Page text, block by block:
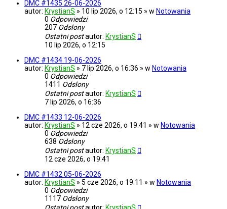
DMC #1435 26-06-2026
autor: KrystianS » 10 lip 2026, o 12:15 » w Notowania
0 Odpowiedzi
207 Odsłony
Ostatni postautor: KrystianS
10 lip 2026, o 12:15
DMC #1434 19-06-2026
autor: KrystianS » 7 lip 2026, o 16:36 » w Notowania
0 Odpowiedzi
1411 Odsłony
Ostatni postautor: KrystianS
7 lip 2026, o 16:36
DMC #1433 12-06-2026
autor: KrystianS » 12 cze 2026, o 19:41 » w Notowania
0 Odpowiedzi
638 Odsłony
Ostatni postautor: KrystianS
12 cze 2026, o 19:41
DMC #1432 05-06-2026
autor: KrystianS » 5 cze 2026, o 19:11 » w Notowania
0 Odpowiedzi
1117 Odsłony